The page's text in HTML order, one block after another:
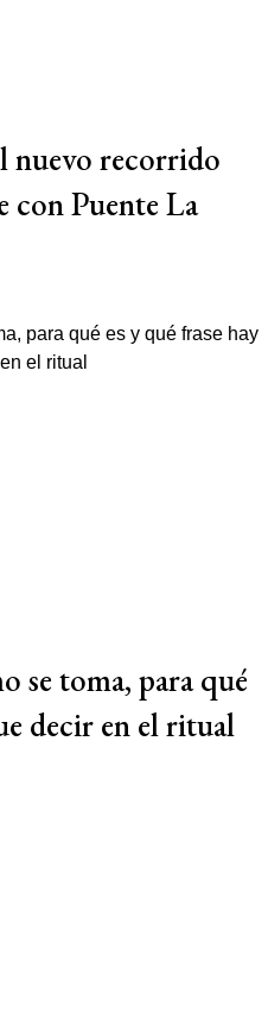
nuevo recorrido
con Puente La
se toma, para qué
decir en el ritual